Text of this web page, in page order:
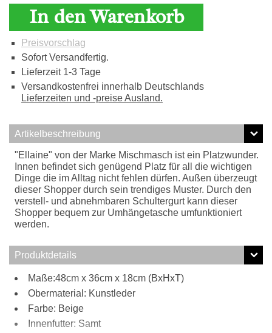
In den Warenkorb
Preisvorschlag
Sofort Versandfertig.
Lieferzeit 1-3 Tage
Versandkostenfrei innerhalb Deutschlands
Lieferzeiten und -preise Ausland.
Artikelbeschreibung
"Ellaine" von der Marke Mischmasch ist ein Platzwunder.
Innen befindet sich genügend Platz für all die wichtigen
Dinge die im Alltag nicht fehlen dürfen. Außen überzeugt
dieser Shopper durch sein trendiges Muster. Durch den
verstell- und abnehmbaren Schultergurt kann dieser
Shopper bequem zur Umhängetasche umfunktioniert
werden.
Produktdetails
Maße:48cm x 36cm x 18cm (BxHxT)
Obermaterial: Kunstleder
Farbe: Beige
Innenfutter: Samt